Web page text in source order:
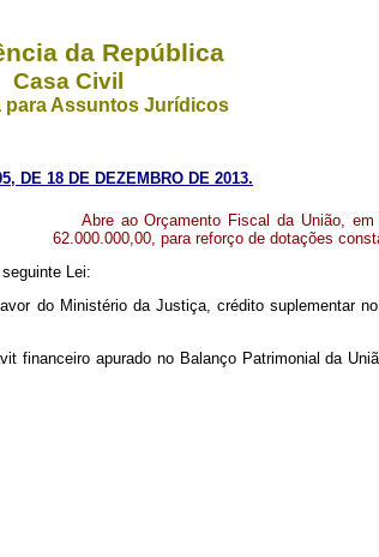
da República
Casa Civil
para Assuntos Jurídicos
DE 18 DE DEZEMBRO DE 2013.
Abre ao Orçamento Fiscal da União,
62.000.000,00, para reforço de dotações
Lei:
do Ministério da Justiça, crédito suplementar
financeiro apurado no Balanço Patrimonial da